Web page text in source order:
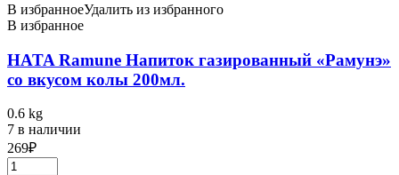
В избранноеУдалить из избранного
В избранное
HATA Ramune Напиток газированный «Рамунэ»
со вкусом колы 200мл.
0.6 kg
7 в наличии
269₽